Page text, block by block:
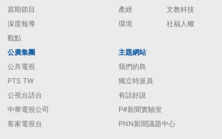
當期節目
深度報導
觀點
產經
文教科技
環境
社福人權
公廣集團
公共電視
PTS TW
公視台語台
中華電視公司
客家電視台
主題網站
我們的島
獨立特派員
有話好說
P#新聞實驗室
PNN新聞議題中心